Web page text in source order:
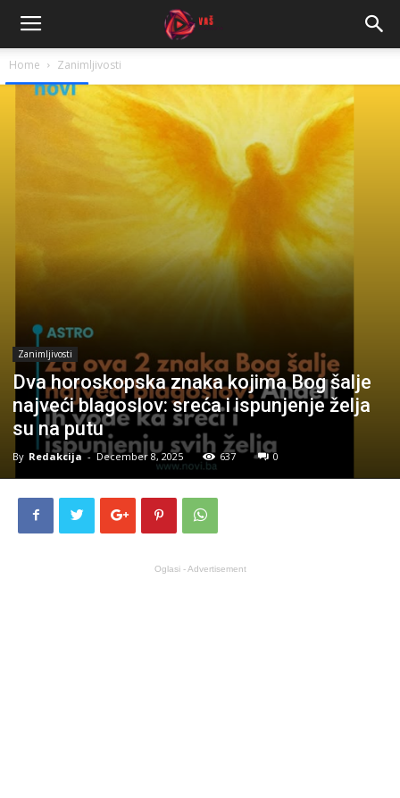
Home Zanimljivosti
Zanimljivosti
Dva horoskopska znaka kojima Bog šalje
najveći blagoslov: sreća i ispunjenje želja
su na putu
By Redakcija - December 8, 2025 637 0
Oglasi - Advertisement